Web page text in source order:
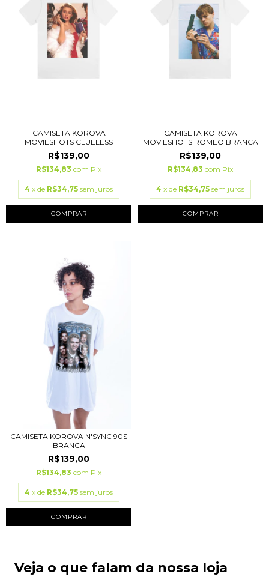
CAMISETA KOROVA
MOVIESHOTS CLUELESS
R$139,00
R$134,83 com Pix
4 x de R$34,75 sem juros
COMPRAR
CAMISETA KOROVA
MOVIESHOTS ROMEO BRANCA
R$139,00
R$134,83 com Pix
4 x de R$34,75 sem juros
COMPRAR
CAMISETA KOROVA N'SYNC 90S
BRANCA
R$139,00
R$134,83 com Pix
4 x de R$34,75 sem juros
COMPRAR
Veja o que falam da nossa loja